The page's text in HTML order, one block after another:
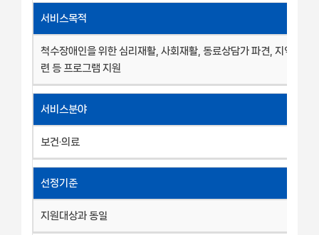
서비스목적
척수장애인을 위한 심리재활, 사회재활, 동료상담가 파견, 지역사회
련 등 프로그램 지원
서비스분야
보건·의료
선정기준
지원대상과 동일